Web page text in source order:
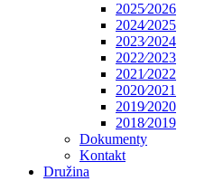
2025⁄2026
2024⁄2025
2023⁄2024
2022⁄2023
2021⁄2022
2020⁄2021
2019⁄2020
2018⁄2019
Dokumenty
Kontakt
Družina